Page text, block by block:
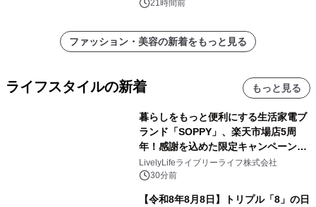
21時間前
ファッション・美容の新着をもっと見る
ライフスタイルの新着 もっと見る
暮らしをもっと便利にする生活家電ブ
ランド「SOPPY」、楽天市場店5周
年！感謝を込めた限定キャンペーンを
8月10日より開催
LivelyLifeライブリーライフ株式会社
30分前
【令和8年8月8日】トリプル「8」の日